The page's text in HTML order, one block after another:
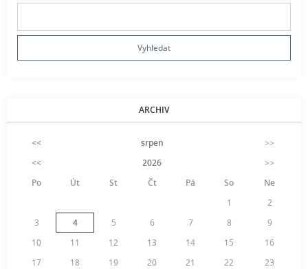
ARCHIV
<< srpen
>>
<<
2026
>>
Po
Út St Čt Pá So
Ne
1
2
3
4 5 6 7 8
9
10
11 12 13 14 15
16
17
18 19 20 21 22
23